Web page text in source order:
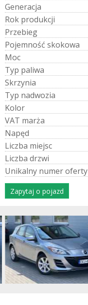
Generacja
Rok produkcji
Przebieg
Pojemność skokowa
Moc
Typ paliwa
Skrzynia
Typ nadwozia
Kolor
VAT marża
Napęd
Liczba miejsc
Liczba drzwi
Unikalny numeroferty
Zapytaj o pojazd